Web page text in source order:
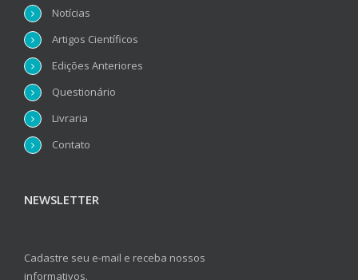
Notícias
Artigos Científicos
Edições Anteriores
Questionário
Livraria
Contato
NEWSLETTER
Cadastre seu e-mail e receba nossos
informativos.